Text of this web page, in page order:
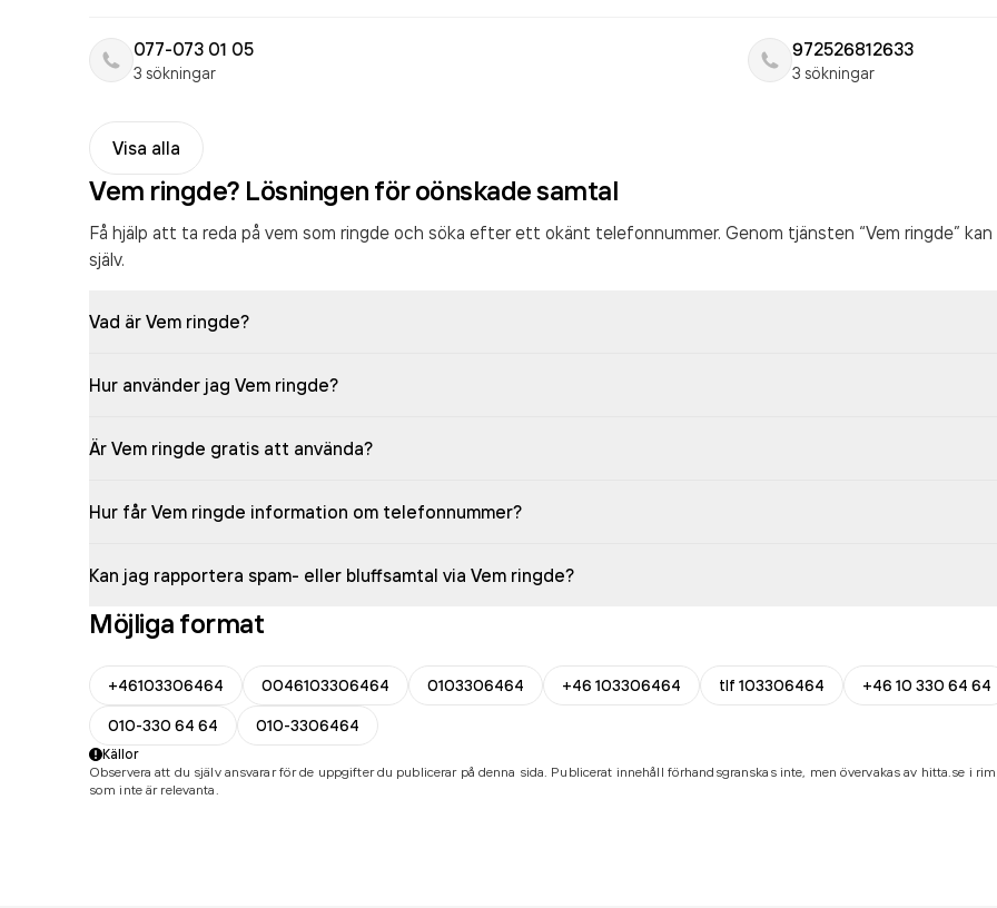
077-073 01 05
3 sökningar
972526812633
3 sökningar
Visa alla
Vem ringde? Lösningen för oönskade samtal
Få hjälp att ta reda på vem som ringde och söka efter ett okänt telefonnummer. Genom tjänsten “Vem ringde”
själv.
Vad är Vem ringde?
Hur använder jag Vem ringde?
Är Vem ringde gratis att använda?
Hur får Vem ringde information om telefonnummer?
Kan jag rapportera spam- eller bluffsamtal via Vem ringde?
Möjliga format
+46103306464 0046103306464 0103306464 +46 103306464 tlf 103306464
+46 10 330 64 64
010-330 64 64
010-3306464
Källor
Observera att du själv ansvarar för de uppgifter du publicerar på denna sida. Publicerat innehåll förhandsgranskas inte, men övervakas av hitta.se i
som inte är relevanta.